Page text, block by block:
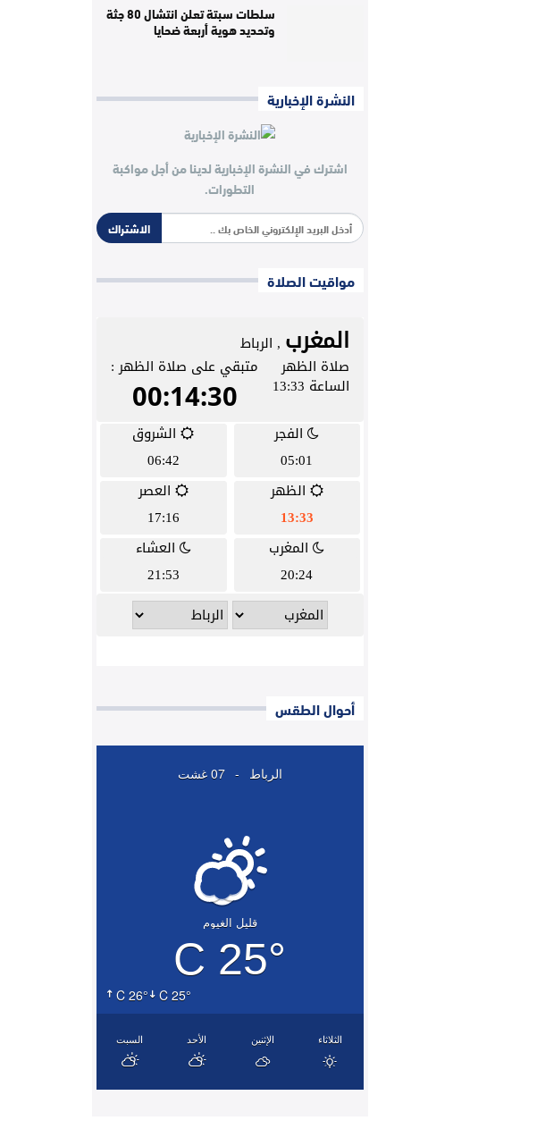
سلطات سبتة تعلن انتشال 80 جثة
وتحديد هوية أربعة ضحايا
النشرة الإخبارية
اشترك في النشرة الإخبارية لدينا من أجل مواكبة
التطورات.
الاشتراك
مواقيت الصلاة
أحوال الطقس
الرباط - 07 غشت
26° C 25° C
قليل الغيوم
25° C
السبت الأحد الإثنين الثلاثاء